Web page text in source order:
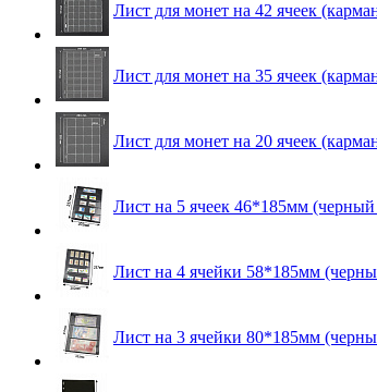
Лист для монет на 42 ячеек
Лист для монет на 35 ячеек
Лист для монет на 20 ячеек
Лист на 5 ячеек 46*185мм
Лист на 4 ячейки 58*185мм
Лист на 3 ячейки 80*185мм